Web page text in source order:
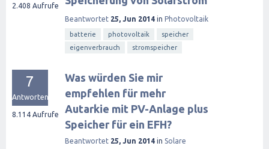
2.408 Aufrufe
Beantwortet 25, Jun 2014 in Photovoltaik
batterie photovoltaik
speicher
eigenverbrauch
stromspeicher
7
Antworten
8.114 Aufrufe
Was würden Sie mir
empfehlen für mehr
Autarkie mit PV-Anlage plus
Speicher für ein EFH?
Beantwortet 25, Jun 2014 in Solare